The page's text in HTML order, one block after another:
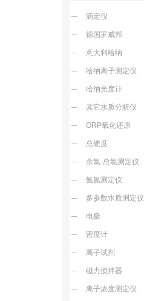
滴定仪
德国罗威邦
意大利哈纳
哈纳离子测定仪
哈纳光度计
其它水质分析仪
ORP氧化还原
总硬度
余氯-总氯测定仪
氨氮测定仪
多参数水质测定仪
电极
密度计
离子试剂
磁力搅拌器
离子浓度测定仪